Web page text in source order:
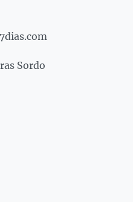
Sordo